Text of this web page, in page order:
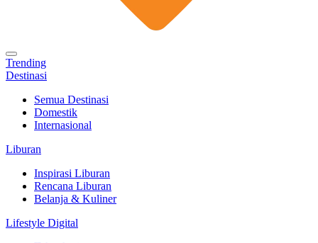
Trending
Destinasi
Semua Destinasi
Domestik
Internasional
Liburan
Inspirasi Liburan
Rencana Liburan
Belanja & Kuliner
Lifestyle Digital